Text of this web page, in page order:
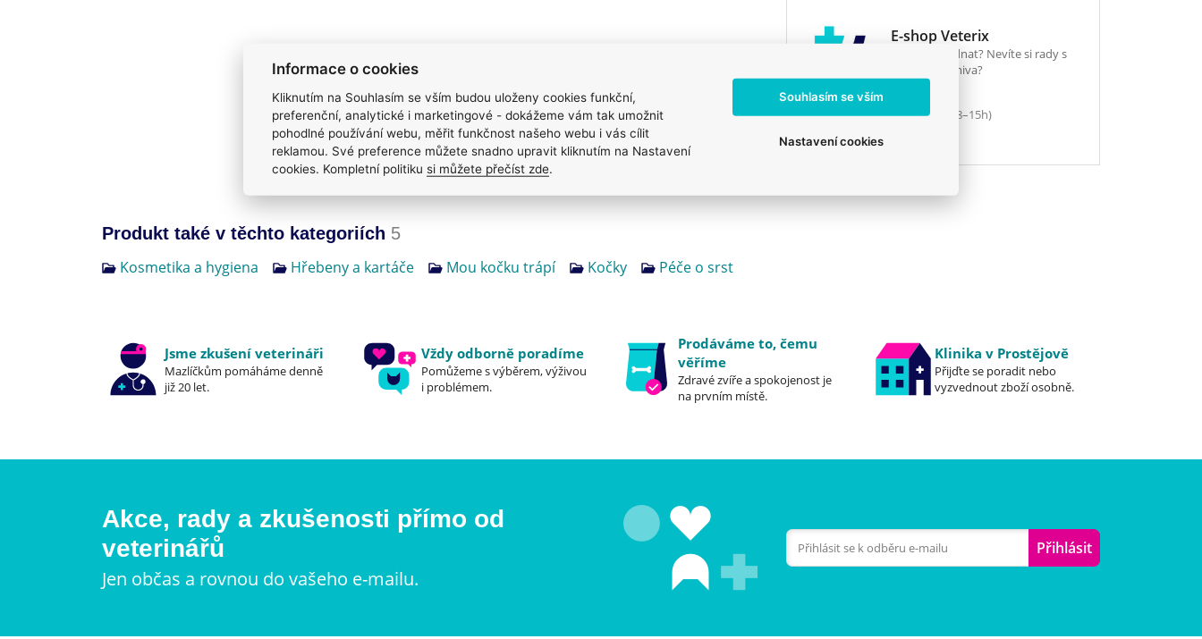
E-shop Veterix
Chcete objednat? Nevíte si rady s
výběrem krmiva?
777 319 517 (Po–Pá, 8–15h)
eshop@veterix.cz
Produkt také v těchto kategoriích 5
Kosmetika a hygiena
Hřebeny a kartáče Mou kočku trápí Kočky Péče o srst
Jsme zkušení veterináři
Mazlíčkům pomáháme denně
již 20 let.
Vždy odborně poradíme
Pomůžeme s výběrem, výživou
i problémem.
Prodáváme to, čemu
věříme
Zdravé zvíře a spokojenost je
na prvním místě.
Klinika v Prostějově
Přijďte se poradit nebo
vyzvednout zboží osobně.
Akce, rady a zkušenosti přímo od
veterinářů
Jen občas a rovnou do vašeho e-mailu.
Přihlásit
Informace o cookies
Kliknutím na Souhlasím se vším budou uloženy cookies funkční,
preferenční, analytické i marketingové - dokážeme vám tak umožnit
pohodlné používání webu, měřit funkčnost našeho webu i vás cílit
reklamou. Své preference můžete snadno upravit kliknutím na Nastavení
cookies. Kompletní politiku si můžete přečíst zde.
Souhlasím se vším
Nastavení cookies